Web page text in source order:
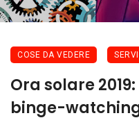
COSE DA VEDERE
Ora solare
binge-